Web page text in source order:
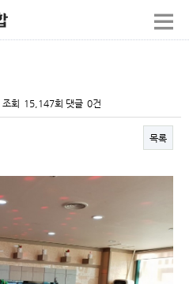
조회 15,147회 댓글 0건
목록